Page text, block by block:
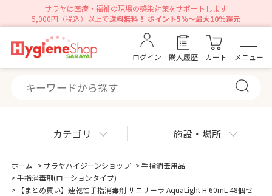
サラヤは医療・福祉の現場の感染対策をサポートします
5,000円（税込）以上で送料無料！ ポイント5％～最大10％還元
ログイン 購入履歴 カート メニュー
カテゴリ 施設・場所
ホーム >サラヤハイジーンショップ >手指消毒用品
>手指消毒剤(ローションタイプ)
>
【まとめ買い】速乾性手指消毒剤 サニサーラ AquaLight H 60mL 48個セ